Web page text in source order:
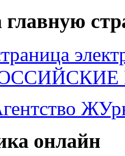
главную
онлайн